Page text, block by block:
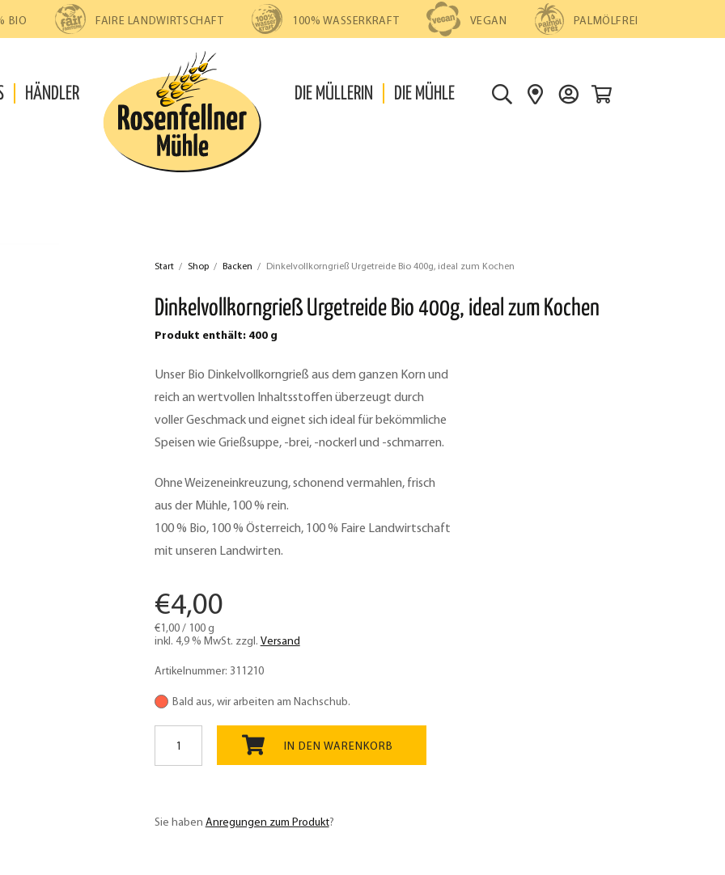
BIO FAIRE LANDWIRTSCHAFT 100% WASSERKRAFT VEGAN PALMÖLFREI
HÄNDLER DIE MÜLLERIN DIE MÜHLE
S
S
E
D
Start / Shop / Backen / Dinkelvollkorngrieß Urgetreide Bio 400g, ideal zum Kochen
Dinkelvollkorngrieß Urgetreide Bio 400g, ideal zum Kochen
Produkt enthält: 400 g
Unser Bio Dinkelvollkorngrieß aus dem ganzen Korn und
reich an wertvollen Inhaltsstoffen überzeugt durch
voller Geschmack und eignet sich ideal für bekömmliche
Speisen wie Grießsuppe, -brei, -nockerl und -schmarren.
Ohne Weizeneinkreuzung, schonend vermahlen, frisch
aus der Mühle, 100 % rein.
100 % Bio, 100 % Österreich, 100 % Faire Landwirtschaft
mit unseren Landwirten.
€4,00
€1,00/ 100 g
inkl. 4,9 % MwSt. zzgl. Versand
Artikelnummer: 311210
Bald aus, wir arbeiten am Nachschub.
Dinkelvollkorngrieß
Urgetreide
Bio
zum
Kochen
IN DEN WARENKORB
Sie haben Anregungen zum Produkt?